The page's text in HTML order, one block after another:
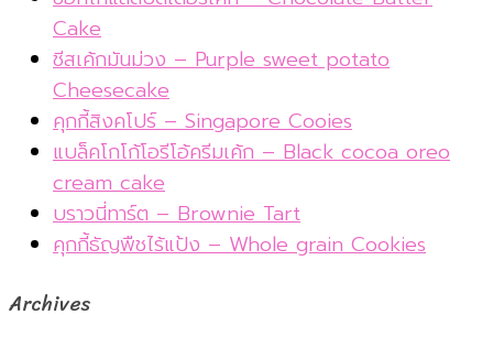
Cake
ชีสเค้กมันม่วง – Purple sweet potato
Cheesecake
คุกกี้สิงคโปร์ – Singapore Cooies
แบล็คโกโก้โอรีโอ้ครีมเค้ก – Black cocoa oreo
cream cake
บราวนี่ทาร์ต – Brownie Tart
คุกกี้ธัญพืชไร้แป้ง – Whole grain Cookies
Archives